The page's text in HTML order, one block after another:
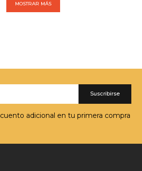
MOSTRAR MÁS
Suscribirse
adicional en tu primera compra